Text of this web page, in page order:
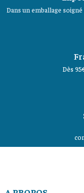
Dans un emballage
Dès